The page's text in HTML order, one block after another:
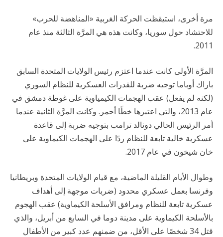
مرة أخرى، استيقظت الحركة الغربية «المناهضة للحرب»
للاحتشاد حول سوريا، وكانت هذه هي المرَّة الثالثة منذ عام
2011.
المرَّة الأولى كانت عندما اعتزم رئيس الولايات المتحدة السابق
باراك أوباما توجيه ضربة للقدرات العسكرية للنظام السوري
(لكنه لم يفعل) عقب الهجمات الكيمياوية على غوطة دمشق في
عام 2013، والتي اعتبرها خطًا أحمر. وكانت المرَّة الثانية عندما
أمر الرئيس الحالي دونالد ترامب بتوجيه ضربة إلى قاعدة
عسكرية خالية تابعة للنظام ردًا على الهجمات الكيماوية على
خان شيخون في عام 2017.
وطوال الأيام القليلة الماضية، مع قيام الولايات المتحدة وبريطانيا
وفرنسا بعمل عسكري محدود (ضربات موجهة إلى أهداف
عسكرية تابعة للنظام ومرافق الأسلحة الكيماوية) عقب الهجوم
بالأسلحة الكيماوية على مدينة دوما في السابع من أبريل، والذي
قتل 34 شخصًا على الأقل، من ضمنهم عدد كبير من الأطفال